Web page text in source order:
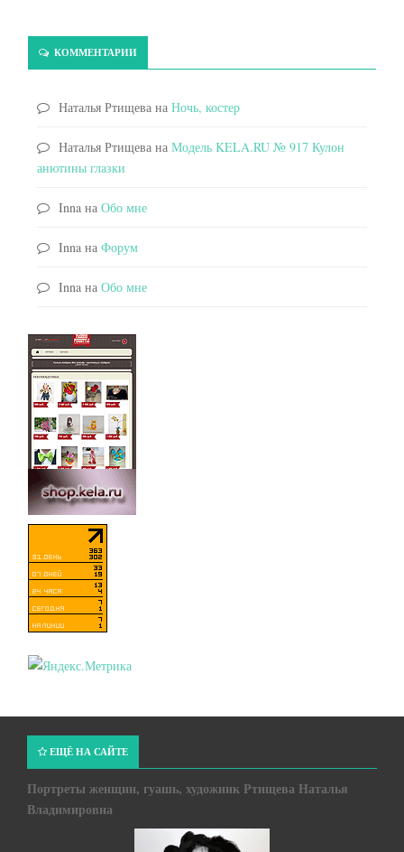
КОММЕНТАРИИ
Наталья Ртищева на Ночь, костер
Наталья Ртищева на Модель KELA.RU № 917 Кулон
анютины глазки
Inna на Обо мне
Inna на Форум
Inna на Обо мне
ЕЩЁ НА САЙТЕ
Портреты женщин, гуашь, художник Ртищева Наталья
Владимировна